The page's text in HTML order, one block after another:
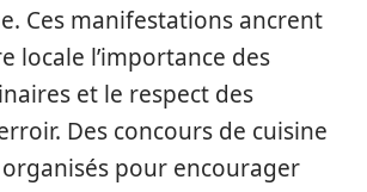
Ces manifestations ancrent
locale l’importance des
et le respect des
Des concours de cuisine
pour encourager